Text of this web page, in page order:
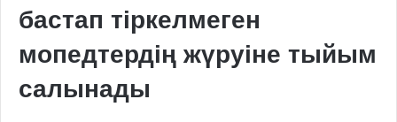
бастап тіркелмеген
мопедтердің жүруіне тыйым
салынады